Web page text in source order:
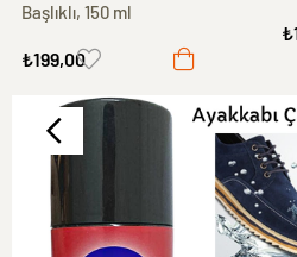
Başlıklı, 150 ml
₺199,00